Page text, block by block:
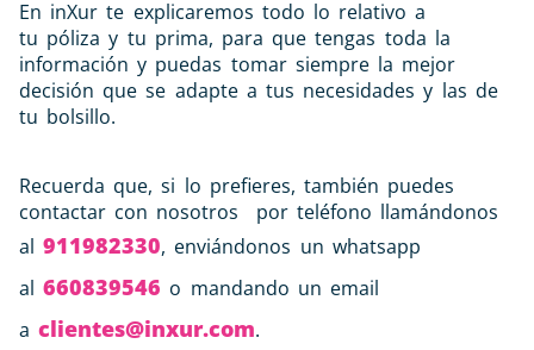
En inXur te explicaremos todo lo relativo a
tu póliza y tu prima, para que tengas toda la
información y puedas tomar siempre la mejor
decisión que se adapte a tus necesidades y las de
tu bolsillo.
Recuerda que, si lo prefieres, también puedes
contactar con nosotros por teléfono llamándonos
al911982330, enviándonos un whatsapp
al660839546 o mandando un email
aclientes@inxur.com.